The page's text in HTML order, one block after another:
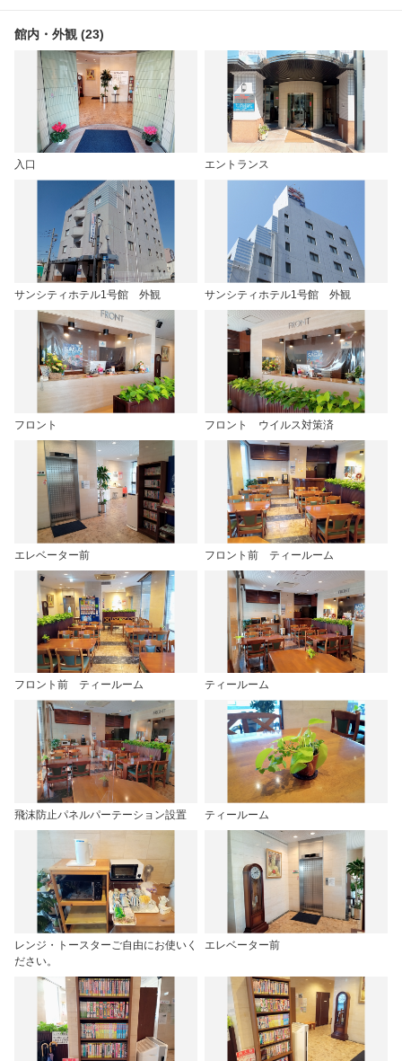
館内・外観 (23)
入口 エントランス
サンシティホテル1号館 外観 サンシティホテル1号館 外観
フロント フロント ウイルス対策済
エレベーター前 フロント前 ティールーム
フロント前 ティールーム ティールーム
飛沫防止パネルパーテーション設置 ティールーム
レンジ・トースターご自由にお使いく
ださい。
エレベーター前